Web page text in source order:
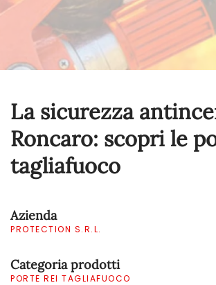
La sicurezza
Roncaro: scopri le
tagliafuoco
Azienda
PROTECTION S.R.L.
Categoria prodotti
PORTE REI TAGLIAFUOCO